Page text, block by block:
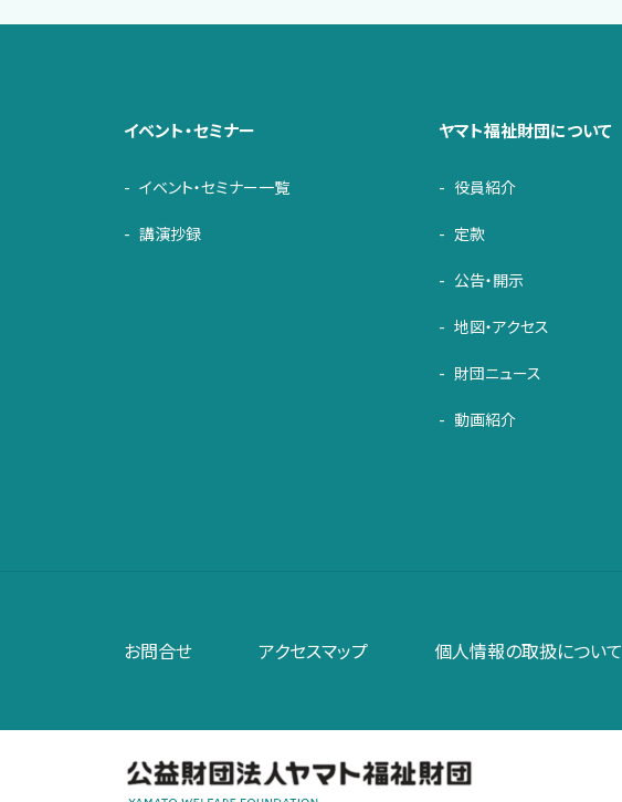
イベント・セミナー
イベント・セミナー一覧
講演抄録
ヤマト福祉財団について
役員紹介
定款
公告・開示
地図・アクセス
財団ニュース
動画紹介
お問合せ アクセスマップ 個人情報の取扱について